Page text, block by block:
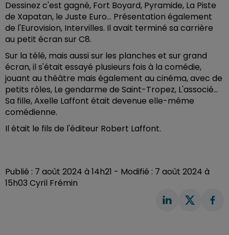
Dessinez c'est gagné, Fort Boyard, Pyramide, La Piste
de Xapatan, le Juste Euro... Présentation également
de l'Eurovision, Intervilles. Il avait terminé sa carrière
au petit écran sur C8.
Sur la télé, mais aussi sur les planches et sur grand
écran, il s'était essayé plusieurs fois à la comédie,
jouant au théâtre mais également au cinéma, avec de
petits rôles, Le gendarme de Saint-Tropez, L'associé...
Sa fille, Axelle Laffont était devenue elle-même
comédienne.
Il était le fils de l'éditeur Robert Laffont.
Publié : 7 août 2024 à 14h21 - Modifié : 7 août 2024 à
15h03 Cyril Frémin